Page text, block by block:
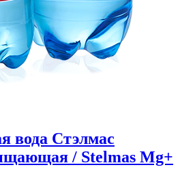
вода Стэлмас
/ Stelmas Mg+